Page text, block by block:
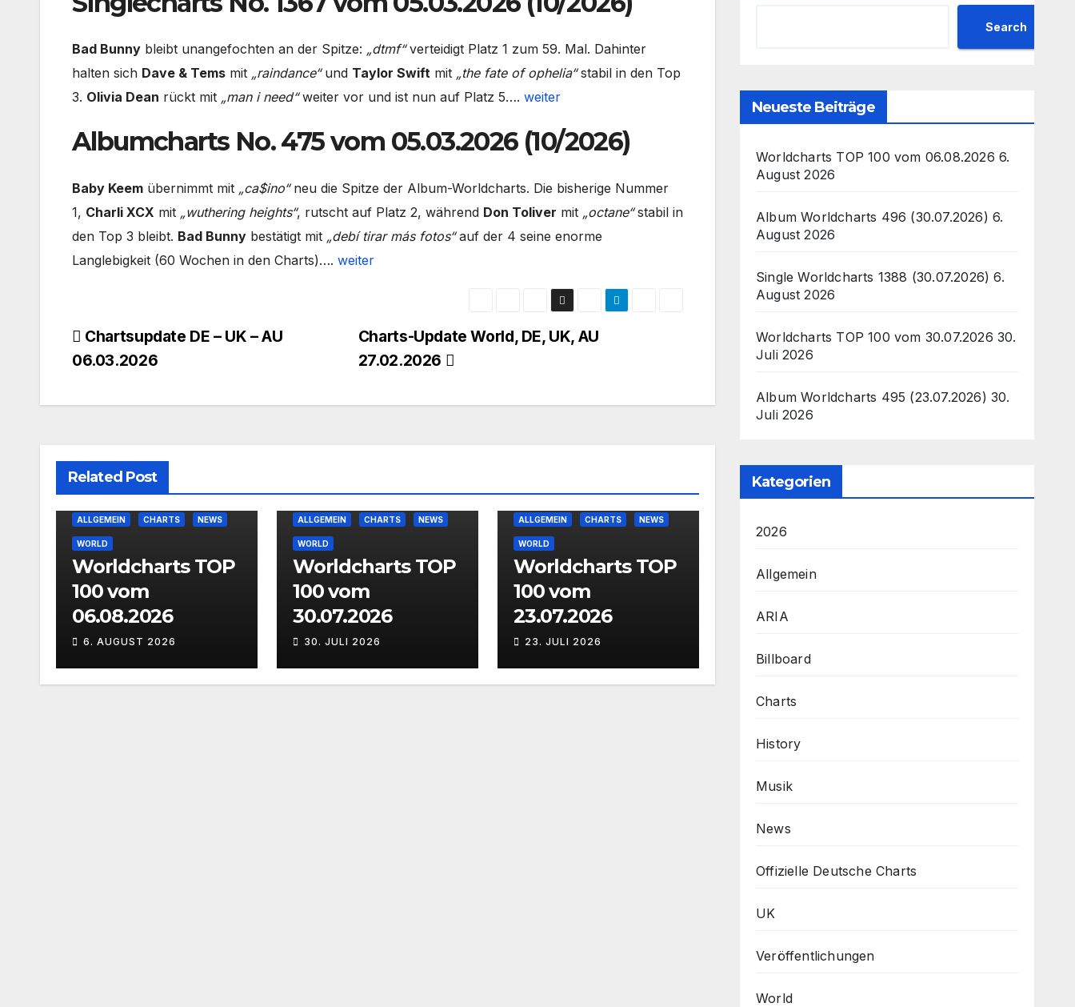
Bad Bunny bleibt unangefochten an der Spitze: „dtmf“verteidigt Platz 1 zum 59. Mal. Dahinter
halten sich Dave & Tems mit „raindance“und Taylor Swift mit „the fate of ophelia“stabil in den Top
3. Olivia Dean rückt mit „man i need“weiter vor und ist nun auf Platz 5…. weiter
Albumcharts No. 475 vom 05.03.2026 (10/2026)
Baby Keem übernimmt mit „ca$ino“neu die Spitze der Album-Worldcharts. Die bisherige Nummer
1, Charli XCX mit „wuthering heights“, rutscht auf Platz 2, während Don Toliver mit „octane“stabil in
den Top 3 bleibt. Bad Bunny bestätigt mit „debí tirar más fotos“auf der 4 seine enorme
Langlebigkeit (60 Wochen in den Charts)…. weiter
Beitragsnavigation
Charts-Update World, DE, UK, AU
27.02.2026
Chartsupdate DE – UK – AU
06.03.2026
Related Post
ALLGEMEIN CHARTS NEWS
WORLD
Worldcharts TOP
100 vom
06.08.2026
6. AUGUST 2026
ALLGEMEIN CHARTS NEWS
WORLD
Worldcharts TOP
100 vom
30.07.2026
30. JULI 2026
ALLGEMEIN CHARTS NEWS
WORLD
Worldcharts TOP
100 vom
23.07.2026
23. JULI 2026
Search
Neueste Beiträge
Worldcharts TOP 100 vom 06.08.2026 6.
August 2026
Album Worldcharts 496 (30.07.2026) 6.
August 2026
Single Worldcharts 1388 (30.07.2026) 6.
August 2026
Worldcharts TOP 100 vom 30.07.2026 30.
Juli 2026
Album Worldcharts 495 (23.07.2026) 30.
Juli 2026
Kategorien
2026
Allgemein
ARIA
Billboard
Charts
History
Musik
News
Offizielle Deutsche Charts
UK
Veröffentlichungen
World